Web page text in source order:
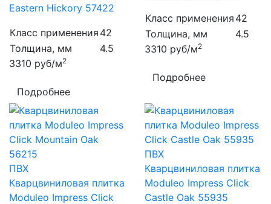
Eastern Hickory 57422
Класс применения 42
Толщина, мм
4.5
3310 руб/м2
Подробнее
Класс применения 42
Толщина, мм
4.5
3310 руб/м2
Подробнее
ПВХ
Кварцвиниловая плитка
Moduleo Impress Click
ПВХ
Кварцвиниловая плитка
Moduleo Impress Click
Castle Oak 55935